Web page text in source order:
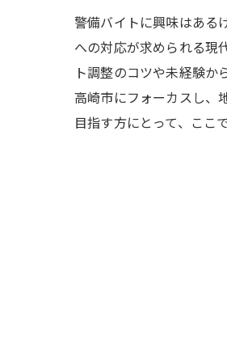
警備バイトに興味はある
への対応が求められる現
ト調整のコツや未経験
高崎市にフォーカスし、
目指す方にとって、ここ